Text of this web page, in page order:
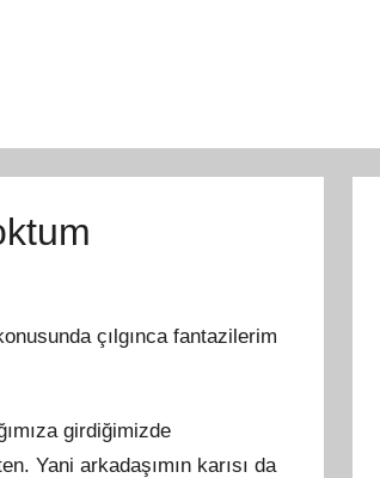
çılgınca fantazilerim
girdiğimizde
Yani arkadaşımın karısı da